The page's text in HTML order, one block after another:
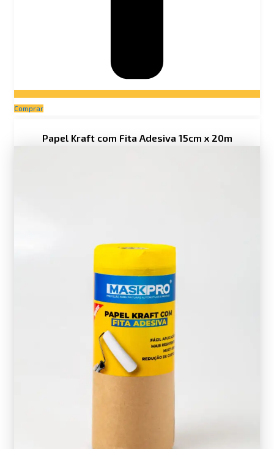
Comprar
Papel Kraft com Fita Adesiva 15cm x 20m
range: